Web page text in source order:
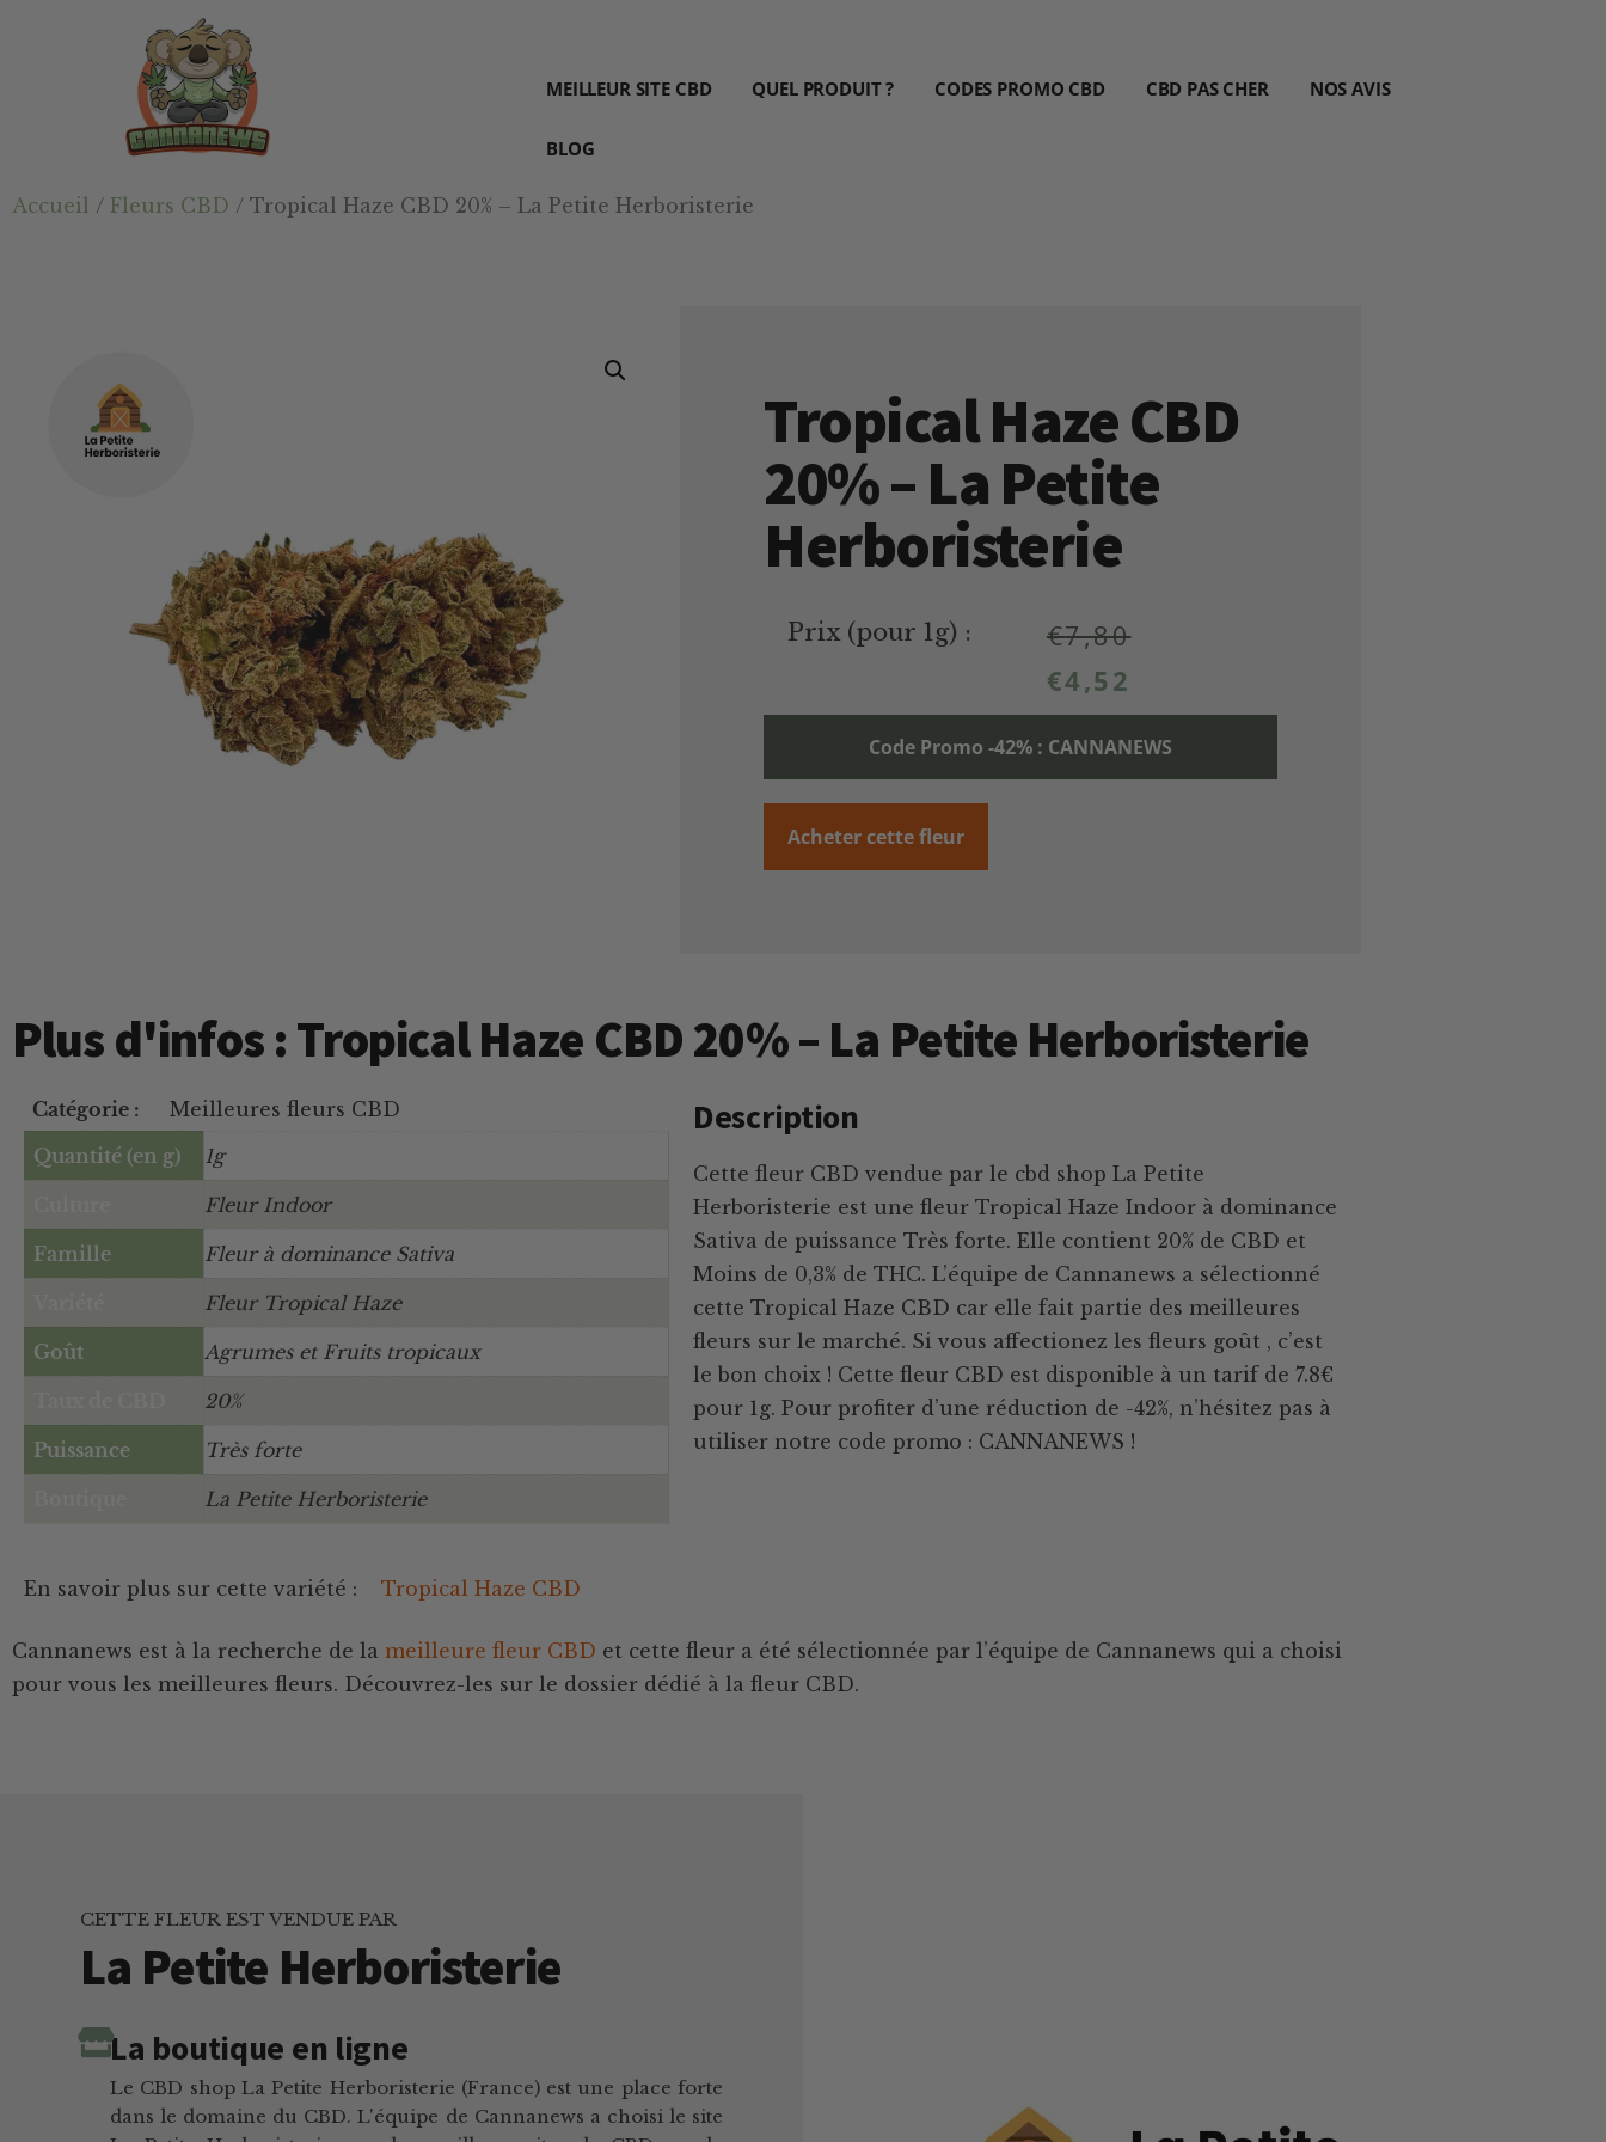
Cannanews.fr
MEILLEUR SITE CBD QUEL PRODUIT ? CODES PROMO CBD CBD PAS CHER NOS AVIS
BLOG
Accueil / Fleurs CBD / Tropical Haze CBD 20% – La Petite Herboristerie
Tropical Haze CBD
20% – La Petite
Herboristerie
Prix (pour 1g) : €7,80
€4,52
Code Promo -42% : CANNANEWS
Acheter cette fleur
Plus d'infos : Tropical Haze CBD 20% – La Petite Herboristerie
Catégorie :
Meilleures fleurs CBD
Quantité (en g)
1g
Fleur Indoor
Famille Fleur à dominance Sativa
Fleur Tropical Haze
Goût Agrumes et Fruits tropicaux
20%
Puissance Très forte
La Petite Herboristerie
En savoir plus sur cette variété : Tropical Haze CBD
Description
Cette fleur CBD vendue par le cbd shop La Petite
Herboristerie est une fleur Tropical Haze Indoor à dominance
Sativa de puissance Très forte. Elle contient 20% de CBD et
Moins de 0,3% de THC. L’équipe de Cannanews a sélectionné
cette Tropical Haze CBD car elle fait partie des meilleures
fleurs sur le marché. Si vous affectionez les fleurs goût , c’est
le bon choix ! Cette fleur CBD est disponible à un tarif de 7.8€
pour 1g. Pour profiter d’une réduction de -42%, n’hésitez pas à
utiliser notre code promo : CANNANEWS !
Cannanews est à la recherche de la meilleure fleur CBD et cette fleur a été sélectionnée par l’équipe de Cannanews qui a choisi
pour vous les meilleures fleurs. Découvrez-les sur le dossier dédié à la fleur CBD.
CETTE FLEUR EST VENDUE PAR
La Petite Herboristerie
La boutique en ligne
Le CBD shop La Petite Herboristerie (France) est une place forte
dans le domaine du CBD. L'équipe de Cannanews a choisi le site